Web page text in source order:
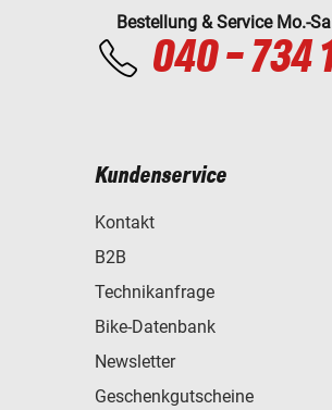
Bestellung & Service Mo.-
040 - 734
Kundenservice
Kontakt
B2B
Technikanfrage
Bike-Datenbank
Newsletter
Geschenkgutscheine